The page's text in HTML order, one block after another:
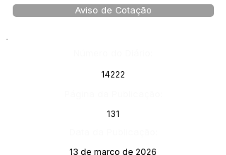
Aviso de Cotação
14222
131
13 de março de 2026